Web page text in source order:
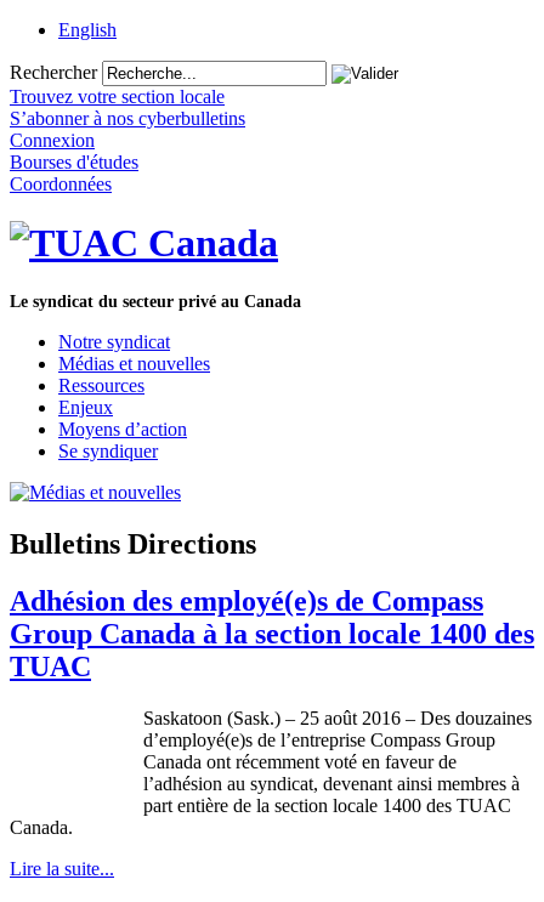
English
Rechercher
Trouvez votre section locale
S’abonner à nos cyberbulletins
Connexion
Bourses d'études
Coordonnées
Le syndicat du secteur privé au Canada
Notre syndicat
Médias et nouvelles
Ressources
Enjeux
Moyens d’action
Se syndiquer
Bulletins Directions
Adhésion des employé(e)s de Compass
Group Canada à la section locale 1400 des
TUAC
Saskatoon (Sask.) – 25 août 2016 – Des douzaines
d’employé(e)s de l’entreprise Compass Group
Canada ont récemment voté en faveur de
l’adhésion au syndicat, devenant ainsi membres à
part entière de la section locale 1400 des TUAC
Canada.
Lire la suite...